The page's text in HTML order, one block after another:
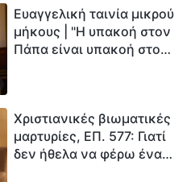
εξαφάνισης». Οι
καταστροφές χτυπούν.
Ξεκινά η αντίστροφη
Ευαγγελική ταινία μικρού
μήκους | "Η υπακοή στον
Πάπα είναι υπακοή στον
Χριστιανικές βιωματικές
μαρτυρίες, ΕΠ. 577: Γιατί
δεν ήθελα να φέρω ένα